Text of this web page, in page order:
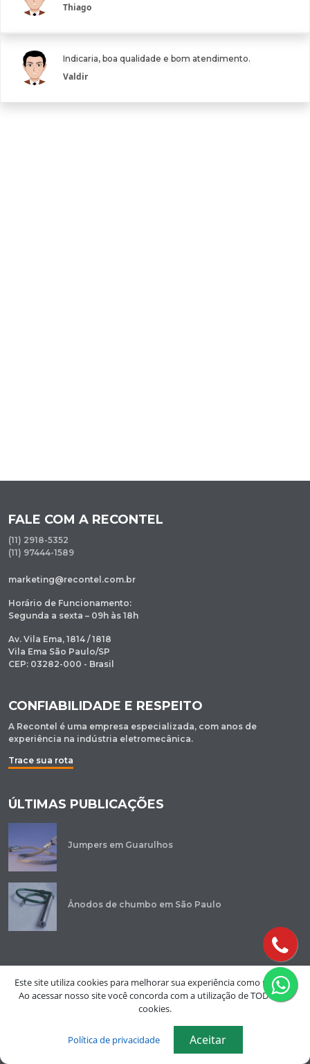
Thiago
Indicaria, boa qualidade e bom atendimento.
Valdir
FALE COM A RECONTEL
(11) 2918-5352
(11) 97444-1589
marketing@recontel.com.br
Horário de Funcionamento:
Segunda a sexta – 09h às 18h
Av. Vila Ema, 1814 / 1818
Vila Ema São Paulo/SP
CEP: 03282-000 - Brasil
CONFIABILIDADE E RESPEITO
A Recontel é uma empresa especializada, com anos de
experiência na indústria eletromecânica.
Trace sua rota
ÚLTIMAS PUBLICAÇÕES
Jumpers em Guarulhos
Ânodos de chumbo em São Paulo
Este site utiliza cookies para melhorar sua experiência como usuário.
Ao acessar nosso site você concorda com a utilização de TODOS os
cookies.
Política de privacidade Aceitar